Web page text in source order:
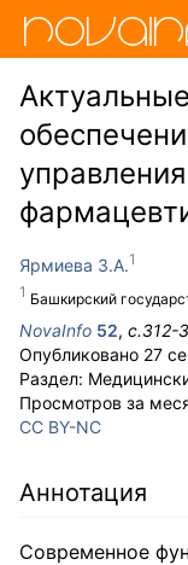
Ярмиева З.А.
Башкирский
NovaInfo 52, с.312-
Опубликовано 27
Раздел:
Просмотров за
CC BY-NC
Аннотация
Современное